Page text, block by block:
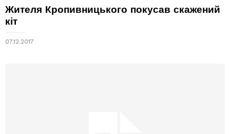
Жителя Кропивницького покусав скажений
кіт
07.12.2017